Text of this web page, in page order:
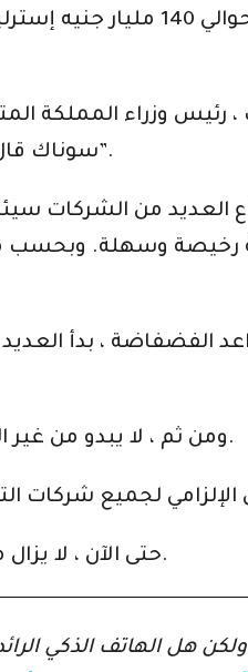
وزراء المملكة
سوناك قال إن المحتالين “يدمرون الحياة في ثوان ، يخدعون الناس بأبشع الطرق لكي يملأوا جيوبهم”.
العديد من الشركات
الفضفاضة ، بدأ
ومن ثم ، لا يبدو من غير المفهوم أن البلد يتطلع الآن إلى تعديل القواعد المتعلقة بالإعلانات الموجودة حاليًا هناك.
حتى الآن ، لا يزال من غير الواضح متى ستتخذ المملكة المتحدة قرارًا بحظر الاتصال البارد للوسطاء الماليين.